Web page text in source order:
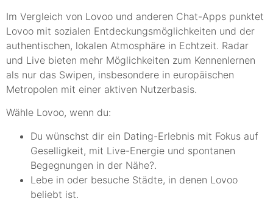
Im Vergleich von Lovoo und anderen Chat-Apps punktet
Lovoo mit sozialen Entdeckungsmöglichkeiten und der
authentischen, lokalen Atmosphäre in Echtzeit. Radar
und Live bieten mehr Möglichkeiten zum Kennenlernen
als nur das Swipen, insbesondere in europäischen
Metropolen mit einer aktiven Nutzerbasis.
Wähle Lovoo, wenn du:
Du wünschst dir ein Dating-Erlebnis mit Fokus auf
Geselligkeit, mit Live-Energie und spontanen
Begegnungen in der Nähe?.
Lebe in oder besuche Städte, in denen Lovoo
beliebt ist.